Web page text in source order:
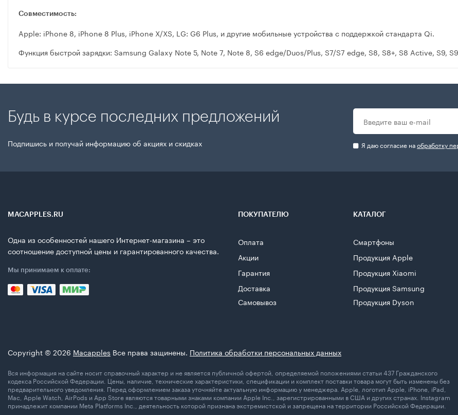
Совместимость:
Apple: iPhone 8, iPhone 8 Plus, iPhone X/XS, LG: G6 Plus, и другие мобильные устройства с поддержкой стандарта Qi.
Функция быстрой зарядки: Samsung Galaxy Note 5, Note 7, Note 8, S6 edge/Duos/Plus, S7/S7 edge, S8, S8+, S8 Active, S9,
Будь в курсе последних предложений
Подпишись и получай информацию об акциях и скидках Я даю согласие наобработку
MACAPPLES.RU
Одна из особенностей нашего Интернет-магазина – это
соотношение доступной цены и гарантированного качества.
Мы принимаем к оплате:
ПОКУПАТЕЛЮ
Оплата
Акции
Гарантия
Доставка
Самовывоз
КАТАЛОГ
Смартфоны
Продукция Apple
Продукция Xiaomi
Продукция Samsung
Продукция Dyson
Copyright © 2026 Macapples Все права защинены. Политика обработки персональных данных
Вся информация на сайте носит справочный характер и не является публичной офертой, определяемой положениями статьи 437 Гражданского
кодекса Российской Федерации. Цены, наличие, технические характеристики, спецификации и комплект поставки товара могут быть изменены без
предварительного уведомления. Перед оформлением заказа уточняйте актуальную информацию у менеджера. Apple, логотип Apple, iPhone, iPad,
Mac, Apple Watch, AirPods и App Store являются товарными знаками компании Apple Inc., зарегистрированными в США и других странах. Instagram
принадлежит компании Meta Platforms Inc., деятельность которой признана экстремистской и запрещена на территории Российской Федерации.